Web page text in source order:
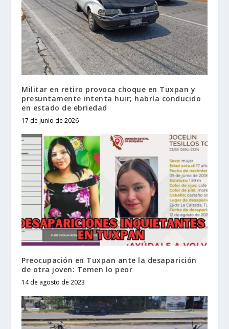
Militar en retiro provoca choque en Tuxpan y
presuntamente intenta huir; habría conducido
en estado de ebriedad
17 de junio de 2026
Preocupación en Tuxpan ante la desaparición
de otra joven: Temen lo peor
14 de agosto de 2023